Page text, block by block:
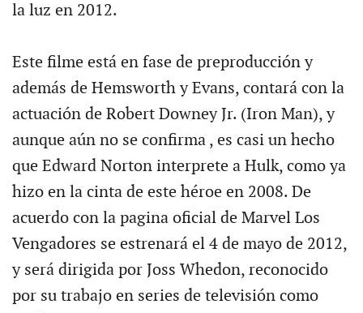
la luz en 2012.
Este filme está en fase de preproducción y
además de Hemsworth y Evans, contará con la
actuación de Robert Downey Jr. (Iron Man), y
aunque aún no se confirma , es casi un hecho
que Edward Norton interprete a Hulk, como ya
hizo en la cinta de este héroe en 2008. De
acuerdo con la pagina oficial de Marvel Los
Vengadores se estrenará el 4 de mayo de 2012,
y será dirigida por Joss Whedon, reconocido
por su trabajo en series de televisión como